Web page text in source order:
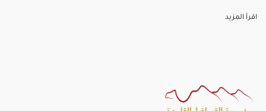
اقرأ المزيد